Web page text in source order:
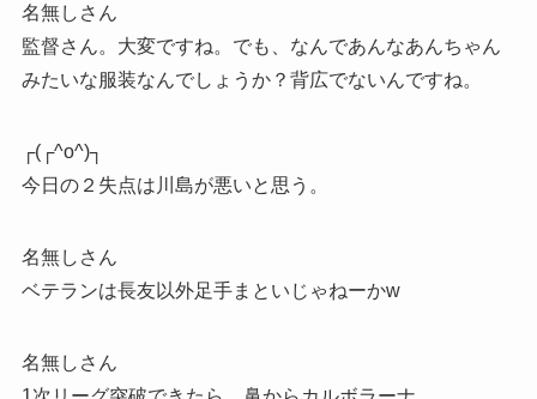
名無しさん
監督さん。大変ですね。でも、なんであんなあんちゃん
みたいな服装なんでしょうか？背広でないんですね。
┌(┌^o^)┐
今日の２失点は川島が悪いと思う。
名無しさん
ベテランは長友以外足手まといじゃねーかw
名無しさん